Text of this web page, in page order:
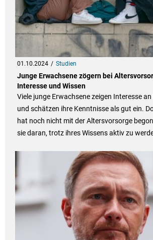
01.10.2024 Studien
Junge Erwachsene zögern bei
Interesse und Wissen
Viele junge Erwachsene zeigen Interesse
und schätzen ihre Kenntnisse als gut ein.
hat noch nicht mit der Altersvorsorge
sie daran, trotz ihres Wissens aktiv zu